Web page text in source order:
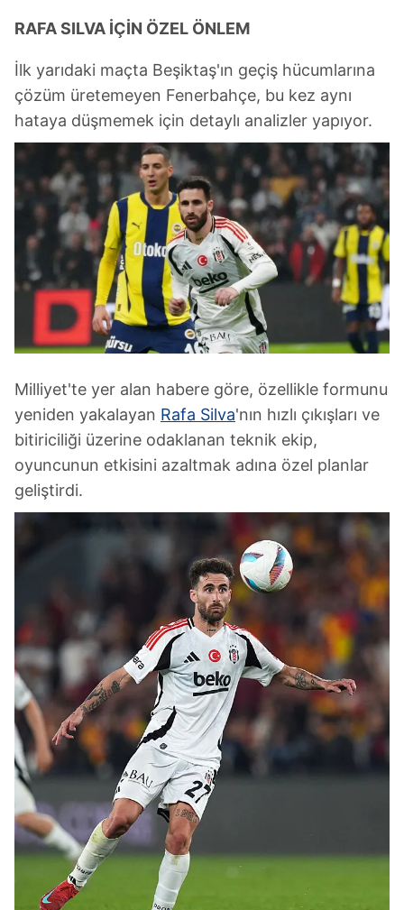
RAFA SILVA İÇİN ÖZEL ÖNLEM
İlk yarıdaki maçta Beşiktaş'ın geçiş hücumlarına
çözüm üretemeyen Fenerbahçe, bu kez aynı
hataya düşmemek için detaylı analizler yapıyor.
Milliyet'te yer alan habere göre, özellikle formunu
yeniden yakalayan Rafa Silva'nın hızlı çıkışları ve
bitiriciliği üzerine odaklanan teknik ekip,
oyuncunun etkisini azaltmak adına özel planlar
geliştirdi.